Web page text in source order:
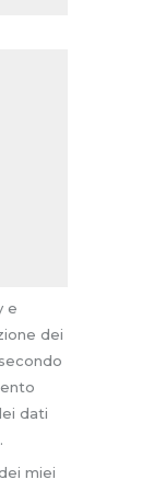
e
dei
dati
miei